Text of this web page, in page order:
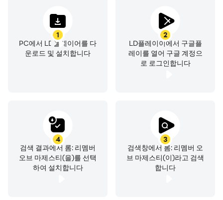
1
PC에서 LD플레이어를 다
운로드 및 설치합니다
2
LD플레이이에서 구글플
레이를 열어 구글 계정으
로 로그인합니다
3
검색창에서 롬: 리멤버 오
브 마제스티(이)라고 검색
합니다
4
검색 결과에서 롬: 리멤버
오브 마제스티(을)를 선택
하여 설치합니다